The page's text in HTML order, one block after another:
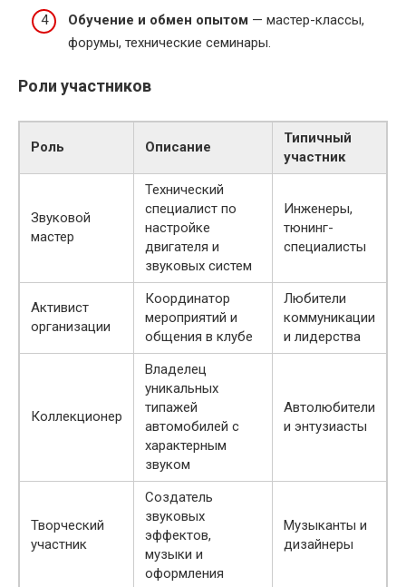
Обучение и обмен опытом — мастер-классы,
форумы, технические семинары.
Роли участников
Роль Описание
Типичный
участник
Звуковой
мастер
Технический
специалист по
настройке
двигателя и
звуковых систем
Инженеры,
тюнинг-
специалисты
Активист
организации
Координатор
мероприятий и
общения в клубе
Любители
коммуникации
и лидерства
Коллекционер
Владелец
уникальных
типажей
автомобилей с
характерным
звуком
Автолюбители
и энтузиасты
Творческий
участник
Создатель
звуковых
эффектов,
музыки и
оформления
Музыканты и
дизайнеры